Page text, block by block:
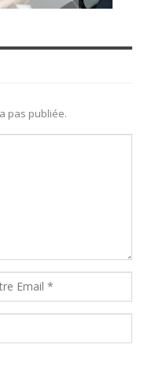
pas publiée.